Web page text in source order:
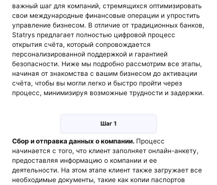
важный шаг для компаний, стремящихся оптимизировать
свои международные финансовые операции и упростить
управление бизнесом. В отличие от традиционных банков,
Statrys предлагает полностью цифровой процесс
открытия счёта, который сопровождается
персонализированной поддержкой и гарантией
безопасности. Ниже мы подробно рассмотрим все этапы,
начиная от знакомства с вашим бизнесом до активации
счёта, чтобы вы могли легко и быстро пройти через
процесс, минимизируя возможные трудности и задержки.
Шаг 1
Сбор и отправка данных о компании. Процесс
начинается с того, что клиент заполняет онлайн-анкету,
предоставляя информацию о компании и ее
деятельности. На этом этапе клиент также загружает все
необходимые документы, такие как копии паспортов